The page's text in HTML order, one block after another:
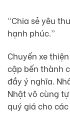
“Chia sẻ yêu
hạnh phúc.”
Chuyến xe thiện
cập bến thành
đầy ý nghĩa.
Nhật vô cùng
quý giá cho